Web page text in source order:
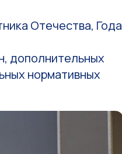
Отечества, Года
дополнительных
нормативных